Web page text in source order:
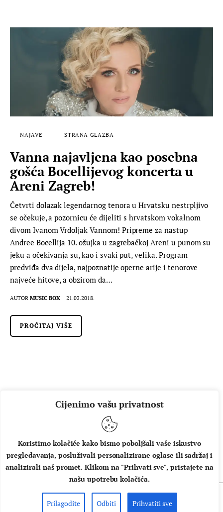
Cijenimo vašu privatnost
Koristimo kolačiće kako bismo poboljšali vaše iskustvo
pregledavanja, posluživali personalizirane oglase ili sadržaj i
analizirali naš promet. Klikom na "Prihvati sve", pristajete na
našu upotrebu kolačića.
Prilagodite Odbiti Prihvatiti sve
NAJAVE STRANA GLAZBA
Vanna najavljena kao posebna
gošća Bocellijevog koncerta u
Areni Zagreb!
Četvrti dolazak legendarnog tenora u Hrvatsku nestrpljivo
se očekuje, a pozornicu će dijeliti s hrvatskom vokalnom
divom Ivanom Vrdoljak Vannom! Pripreme za nastup
Andree Bocellija 10. ožujka u zagrebačkoj Areni u punom su
jeku a očekivanja su, kao i svaki put, velika. Program
predviđa dva dijela, najpoznatije operne arije i tenorove
najveće hitove, a obzirom da…
AUTOR MUSIC BOX 21.02.2018.
PROČITAJ VIŠE
O NAMA IMPRESSUM UVJETI KORIŠTENJA
Copyright © 2026 Music Box - All rights reserved.